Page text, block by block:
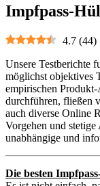
Impfpass-
4.7 (44)
Unsere Testberichte
möglichst objektives
empirischen
durchführen, fließen
auch diverse Online
Vorgehen und
unabhängige und
Die besten